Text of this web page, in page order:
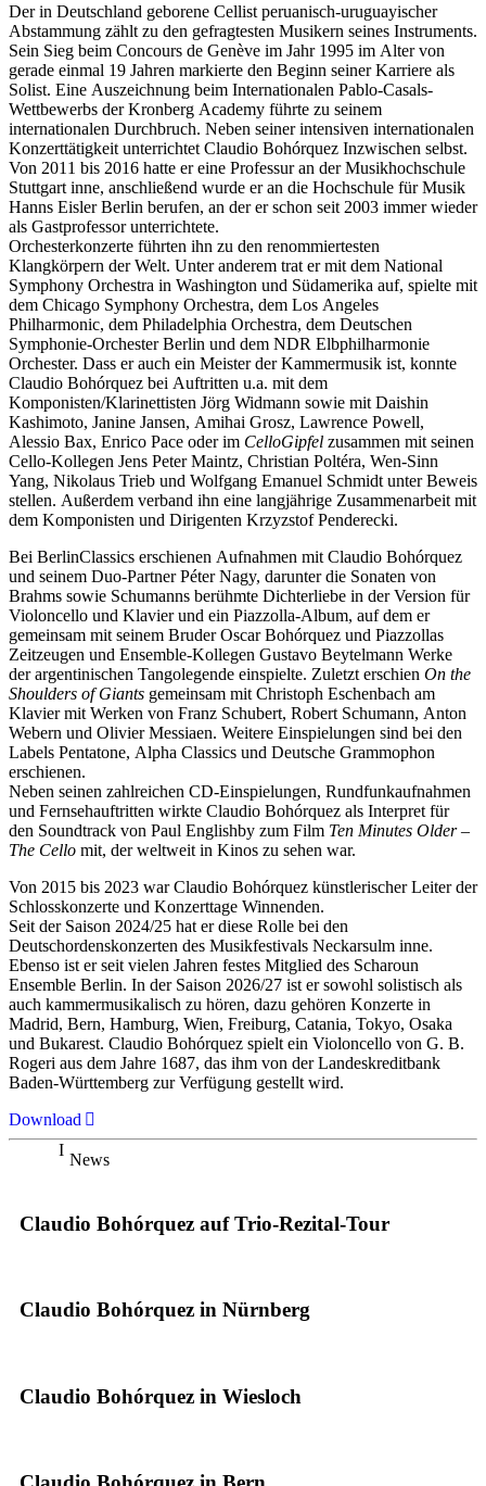
Der in Deutschland geborene Cellist peruanisch-uruguayischer
Abstammung zählt zu den gefragtesten Musikern seines Instruments.
Sein Sieg beim Concours de Genève im Jahr 1995 im Alter von
gerade einmal 19 Jahren markierte den Beginn seiner Karriere als
Solist. Eine Auszeichnung beim Internationalen Pablo-Casals-
Wettbewerbs der Kronberg Academy führte zu seinem
internationalen Durchbruch. Neben seiner intensiven internationalen
Konzerttätigkeit unterrichtet Claudio Bohórquez Inzwischen selbst.
Von 2011 bis 2016 hatte er eine Professur an der Musikhochschule
Stuttgart inne, anschließend wurde er an die Hochschule für Musik
Hanns Eisler Berlin berufen, an der er schon seit 2003 immer wieder
als Gastprofessor unterrichtete.
Orchesterkonzerte führten ihn zu den renommiertesten
Klangkörpern der Welt. Unter anderem trat er mit dem National
Symphony Orchestra in Washington und Südamerika auf, spielte mit
dem Chicago Symphony Orchestra, dem Los Angeles
Philharmonic, dem Philadelphia Orchestra, dem Deutschen
Symphonie-Orchester Berlin und dem NDR Elbphilharmonie
Orchester. Dass er auch ein Meister der Kammermusik ist, konnte
Claudio Bohórquez bei Auftritten u.a. mit dem
Komponisten/Klarinettisten Jörg Widmann sowie mit Daishin
Kashimoto, Janine Jansen, Amihai Grosz, Lawrence Powell,
Alessio Bax, Enrico Pace oder im CelloGipfel zusammen mit seinen
Cello-Kollegen Jens Peter Maintz, Christian Poltéra, Wen-Sinn
Yang, Nikolaus Trieb und Wolfgang Emanuel Schmidt unter Beweis
stellen. Außerdem verband ihn eine langjährige Zusammenarbeit mit
dem Komponisten und Dirigenten Krzyzstof Penderecki.
Bei BerlinClassics erschienen Aufnahmen mit Claudio Bohórquez
und seinem Duo-Partner Péter Nagy, darunter die Sonaten von
Brahms sowie Schumanns berühmte Dichterliebe in der Version für
Violoncello und Klavier und ein Piazzolla-Album, auf dem er
gemeinsam mit seinem Bruder Oscar Bohórquez und Piazzollas
Zeitzeugen und Ensemble-Kollegen Gustavo Beytelmann Werke
der argentinischen Tangolegende einspielte. Zuletzt erschien On the
Shoulders of Giants gemeinsam mit Christoph Eschenbach am
Klavier mit Werken von Franz Schubert, Robert Schumann, Anton
Webern und Olivier Messiaen. Weitere Einspielungen sind bei den
Labels Pentatone, Alpha Classics und Deutsche Grammophon
erschienen.
Neben seinen zahlreichen CD-Einspielungen, Rundfunkaufnahmen
und Fernsehauftritten wirkte Claudio Bohórquez als Interpret für
den Soundtrack von Paul Englishby zum Film Ten Minutes Older –
The Cello mit, der weltweit in Kinos zu sehen war.
Von 2015 bis 2023 war Claudio Bohórquez künstlerischer Leiter der
Schlosskonzerte und Konzerttage Winnenden.
Seit der Saison 2024/25 hat er diese Rolle bei den
Deutschordenskonzerten des Musikfestivals Neckarsulm inne.
Ebenso ist er seit vielen Jahren festes Mitglied des Scharoun
Ensemble Berlin. In der Saison 2026/27 ist er sowohl solistisch als
auch kammermusikalisch zu hören, dazu gehören Konzerte in
Madrid, Bern, Hamburg, Wien, Freiburg, Catania, Tokyo, Osaka
und Bukarest. Claudio Bohórquez spielt ein Violoncello von G. B.
Rogeri aus dem Jahre 1687, das ihm von der Landeskreditbank
Baden-Württemberg zur Verfügung gestellt wird.
Download
News
Claudio Bohórquez auf Trio-Rezital-Tour
Claudio Bohórquez in Nürnberg
Claudio Bohórquez in Wiesloch